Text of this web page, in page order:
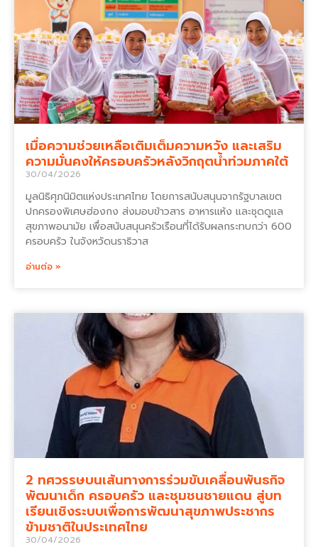
เมื่อความช่วยเหลือเติมเต็มความหวัง และเสริม
ความมั่นคงให้ครอบครัวหลังวิกฤตน้ำท่วมภาคใต้
30/04/2026
มูลนิธิศุภนิมิตแห่งประเทศไทย โดยการสนับสนุนจากรัฐบาลเขต
ปกครองพิเศษฮ่องกง ส่งมอบข้าวสาร อาหารแห้ง และชุดดูแล
สุขภาพอนามัย เพื่อสนับสนุนครัวเรือนที่ได้รับผลกระทบกว่า 600
ครอบครัว ในจังหวัดนราธิวาส
อ่านต่อ »
2 ทศวรรษบนเส้นทางการร่วมขับเคลื่อนพันธกิจ
พัฒนาเด็ก ครอบครัว และชุมชนชายแดน สู่บท
เรียนเชิงระบบเพื่อการพัฒนาสุขภาพประชากร
ข้ามชาติในประเทศไทย
30/04/2026